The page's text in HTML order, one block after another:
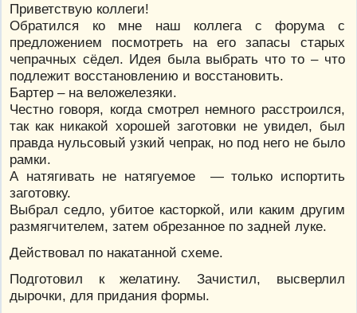
Приветствую коллеги!
Обратился ко мне наш коллега с форума с
предложением посмотреть на его запасы старых
чепрачных сёдел. Идея была выбрать что то – что
подлежит восстановлению и восстановить.
Бартер – на веложелезяки.
Честно говоря, когда смотрел немного расстроился,
так как никакой хорошей заготовки не увидел, был
правда нульсовый узкий чепрак, но под него не было
рамки.
А натягивать не натягуемое — только испортить
заготовку.
Выбрал седло, убитое касторкой, или каким другим
размягчителем, затем обрезанное по задней луке.
Действовал по накатанной схеме.
Подготовил к желатину. Зачистил, высверлил
дырочки, для придания формы.